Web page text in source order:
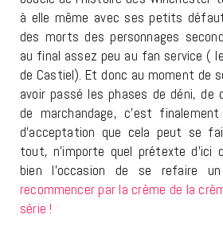
à elle même avec ses petits
des morts des personnages
au final assez peu au fan service (
de Castiel). Et donc au moment de
avoir passé les phases de déni, de
de marchandage, c’est
d’acceptation que cela peut se
tout, n’importe quel prétexte d’ici
bien l’occasion de se refaire
recommencer par la crème de la
série !